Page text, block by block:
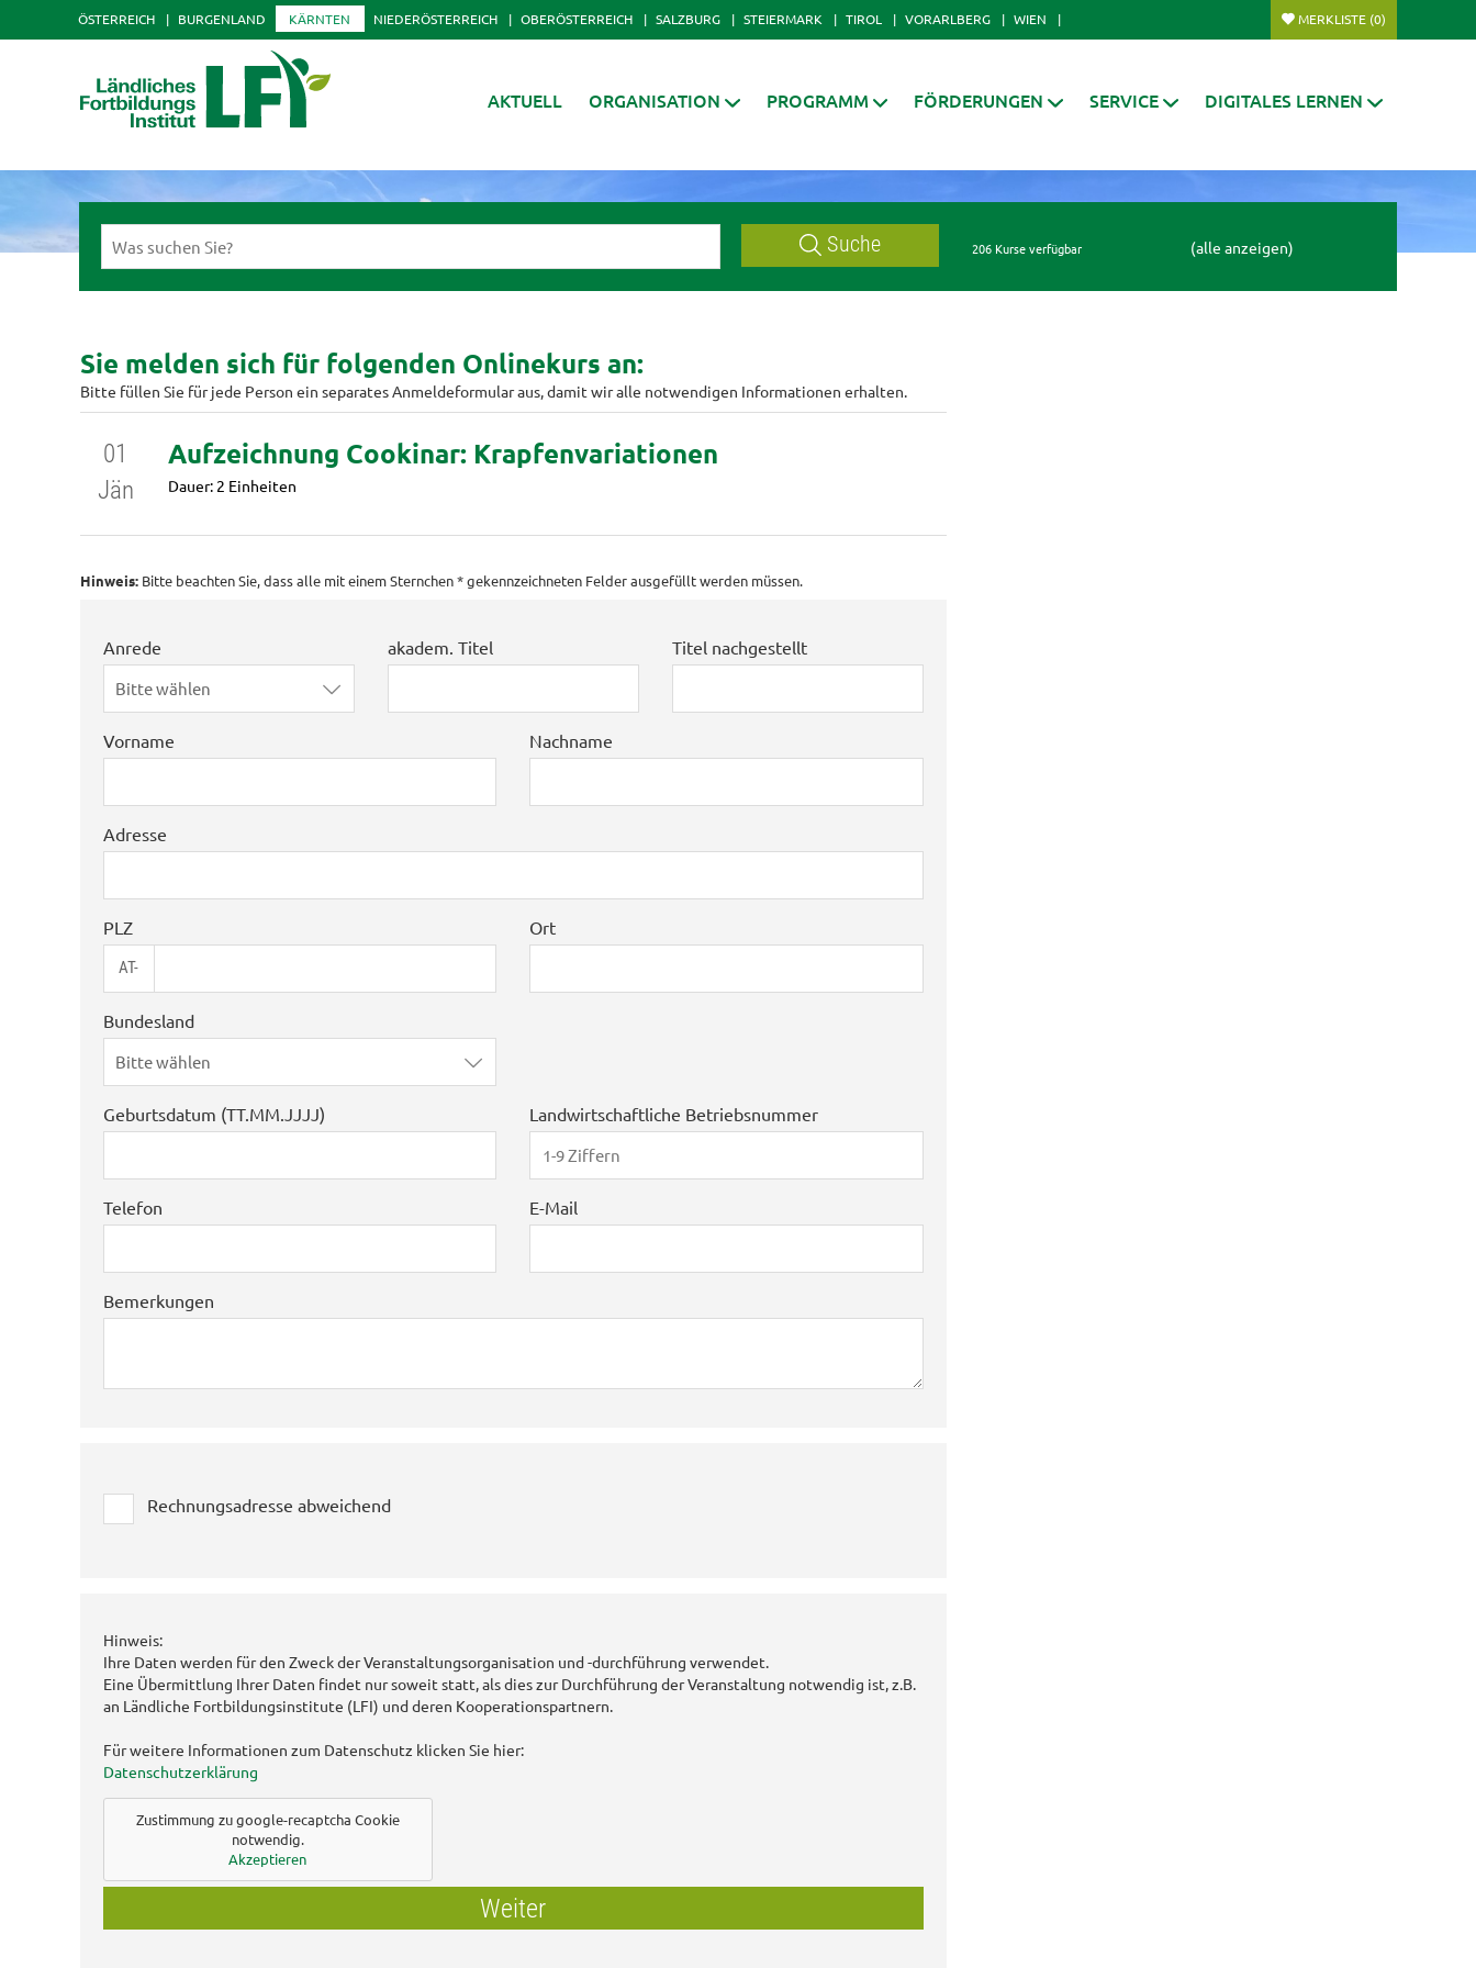
ÖSTERREICH BURGENLAND KÄRNTEN NIEDERÖSTERREICH OBERÖSTERREICH SALZBURG STEIERMARK TIROL VORARLBERG WIEN MERKLISTE (0)
AKTUELL ORGANISATION PROGRAMM FÖRDERUNGEN SERVICE DIGITALES LERNEN
Suche 206 Kurse verfügbar (alle anzeigen)
Sie melden sich für folgenden Onlinekurs an:
Bitte füllen Sie für jede Person ein separates Anmeldeformular aus, damit wir alle notwendigen Informationen erhalten.
01
Jän
Aufzeichnung Cookinar: Krapfenvariationen
Dauer: 2 Einheiten
Hinweis:Bitte beachten Sie, dass alle mit einem Sternchen * gekennzeichneten Felder ausgefüllt werden müssen.
Anrede
Bitte wählen
akadem. Titel Titel nachgestellt
Vorname Nachname
Adresse
PLZ
AT-
Ort
Bundesland
Bitte wählen
Geburtsdatum (TT.MM.JJJJ) Landwirtschaftliche Betriebsnummer
Telefon E-Mail
Bemerkungen
Rechnungsadresse abweichend
Hinweis:
Ihre Daten werden für den Zweck der Veranstaltungsorganisation und -durchführung verwendet.
Eine Übermittlung Ihrer Daten findet nur soweit statt, als dies zur Durchführung der Veranstaltung notwendig ist, z.B.
an Ländliche Fortbildungsinstitute (LFI) und deren Kooperationspartnern.
Für weitere Informationen zum Datenschutz klicken Sie hier:
Datenschutzerklärung
Zustimmung zu google-recaptcha Cookie
notwendig.
Akzeptieren
Weiter